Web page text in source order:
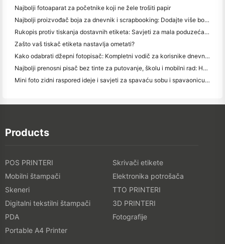
Najbolji fotoaparat za početnike koji ne žele trošiti papir
Najbolji proizvođač boja za dnevnik i scrapbooking: Dodajte više boja na svaku stranicu
Rukopis protiv tiskanja dostavnih etiketa: Savjeti za mala poduzeća u 2026.
Zašto vaš tiskač etiketa nastavlja ometati?
Kako odabrati džepni fotopisač: Kompletni vodič za korisnike dnevnika, putovanja i iPhone-a
Najbolji prenosni pisač bez tinte za putovanje, školu i mobilni rad: Hanin MT620 Pro Pregled
Mini foto zidni raspored ideje i savjeti za spavaću sobu i spavaonicu ukras
Products
POS PRINTERI
Skrivači etikete
Mobilni štampači
Elektronika potrošača
Skeneri
TTO PRINTERI
Digitalni tekstilni štampači
3D PRINTERI
PDA
Fotografije
Portable A4 Printer